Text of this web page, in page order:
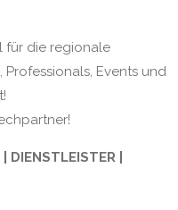
für die regionale
Professionals, Events und
DIENSTLEISTER |